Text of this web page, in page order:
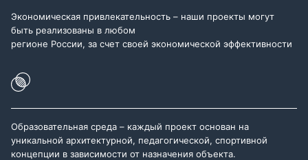
Экономическая привлекательность – наши проекты могут
быть реализованы в любом
регионе России, за счет своей экономической эффективности
Образовательная среда – каждый проект основан на
уникальной архитектурной, педагогической, спортивной
концепции в зависимости от назначения объекта.